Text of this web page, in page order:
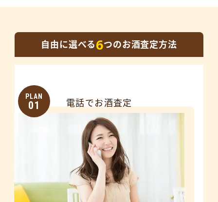
自由に選べる6つのお酒査定方法
PLAN
01 電話でお酒査定